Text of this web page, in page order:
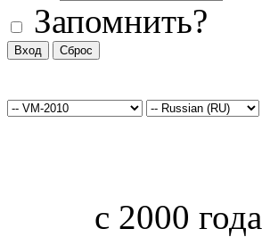
Запомнить?
c 2000